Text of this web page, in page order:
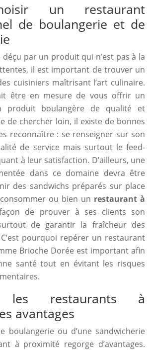
un restaurant
de boulangerie et de
déçu par un produit qui n’est pas à la
il est important de trouver un
cuisiniers maîtrisant l’art culinaire.
être en mesure de vous offrir un
produit boulangère de qualité et
de chercher loin, il existe de bonnes
reconnaître : se renseigner sur son
de service mais surtout le feed-
à leur satisfaction. D’ailleurs, une
dans ce domaine devra être
des sandwichs préparés sur place
ou bien un restaurant à
de prouver à ses clients son
de garantir la fraîcheur des
pourquoi repérer un restaurant
Brioche Dorée est important afin
santé tout en évitant les risques
les restaurants à
avantages
boulangerie ou d’une sandwicherie
à proximité regorge d’avantages.